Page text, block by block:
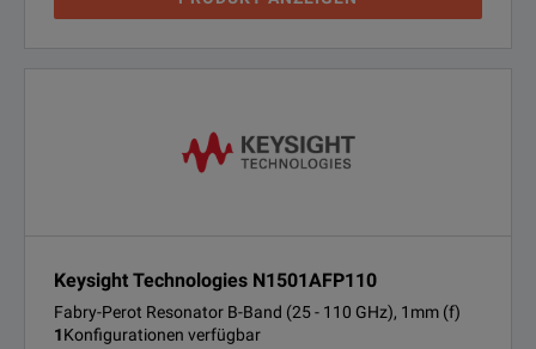
Keysight Technologies N1501AFP110
Fabry-Perot Resonator B-Band (25 - 110 GHz), 1mm (f)
1Konfigurationen verfügbar